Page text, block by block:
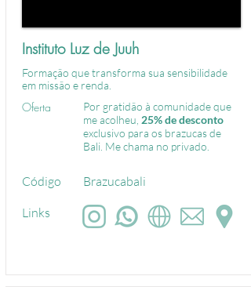
Instituto Luz de Juuh
Formação que transforma sua sensibilidade
em missão e renda.
Oferta
Por gratidão à comunidade que
me acolheu, 25% de desconto
exclusivo para os brazucas de
Bali. Me chama no privado.
Código
Brazucabali
Links